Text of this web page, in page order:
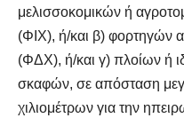
μελισσοκομικών ή
(ΦΙΧ), ή/και β) φορτηγών
(ΦΔΧ), ή/και γ) πλοίων ή
σκαφών, σε απόσταση
χιλιομέτρων για την